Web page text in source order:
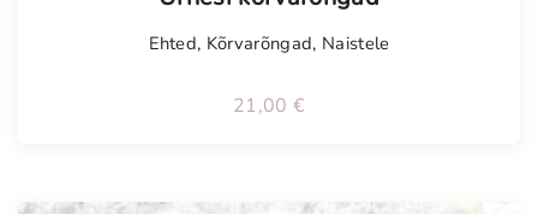
Ehted, Kõrvarõngad, Naistele
21,00 €